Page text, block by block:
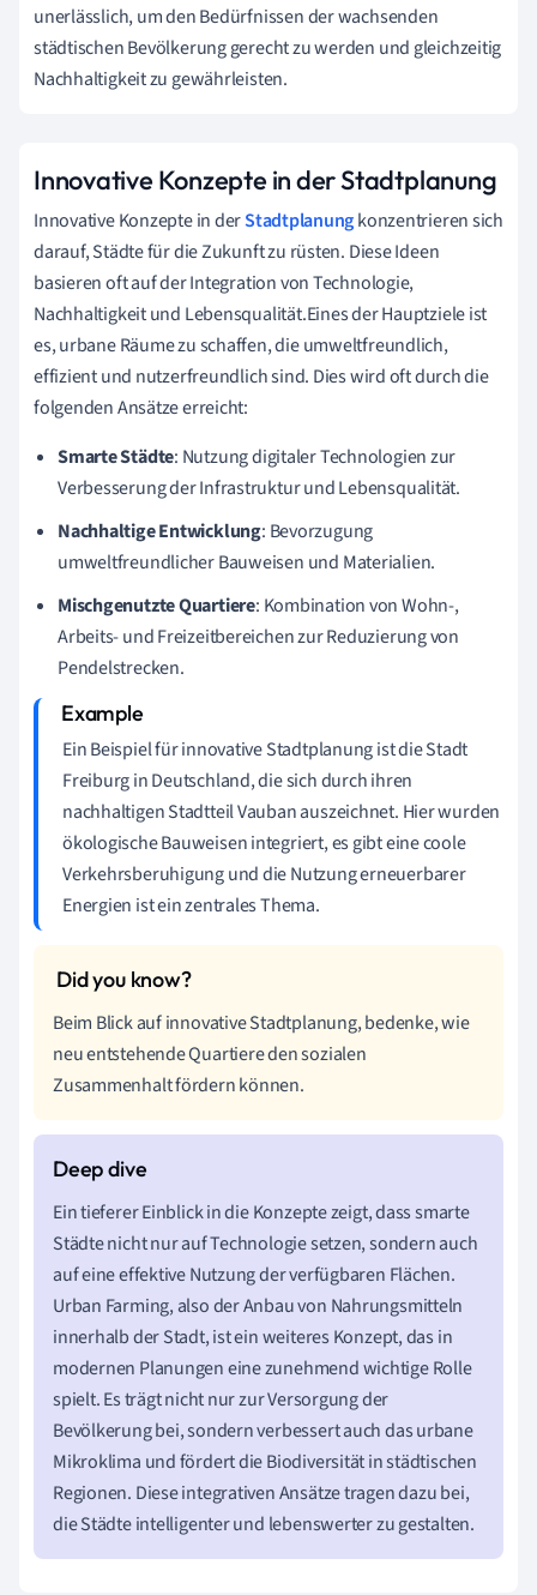
unerlässlich, um den Bedürfnissen der wachsenden
städtischen Bevölkerung gerecht zu werden und gleichzeitig
Nachhaltigkeit zu gewährleisten.
Innovative Konzepte in der Stadtplanung
Innovative Konzepte in derStadtplanungkonzentrieren sich
darauf, Städte für die Zukunft zu rüsten. Diese Ideen
basieren oft auf der Integration von Technologie,
Nachhaltigkeit und Lebensqualität.Eines der Hauptziele ist
es, urbane Räume zu schaffen, die umweltfreundlich,
effizient und nutzerfreundlich sind. Dies wird oft durch die
folgenden Ansätze erreicht:
Smarte Städte: Nutzung digitaler Technologien zur
Verbesserung der Infrastruktur und Lebensqualität.
Nachhaltige Entwicklung: Bevorzugung
umweltfreundlicher Bauweisen und Materialien.
Mischgenutzte Quartiere: Kombination von Wohn-,
Arbeits- und Freizeitbereichen zur Reduzierung von
Pendelstrecken.
Ein Beispiel für innovative Stadtplanung ist die Stadt
Freiburg in Deutschland, die sich durch ihren
nachhaltigen Stadtteil Vauban auszeichnet. Hier wurden
ökologische Bauweisen integriert, es gibt eine coole
Verkehrsberuhigung und die Nutzung erneuerbarer
Energien ist ein zentrales Thema.
Beim Blick auf innovative Stadtplanung, bedenke, wie
neu entstehende Quartiere den sozialen
Zusammenhalt fördern können.
Ein tieferer Einblick in die Konzepte zeigt, dass smarte
Städte nicht nur auf Technologie setzen, sondern auch
auf eine effektive Nutzung der verfügbaren Flächen.
Urban Farming, also der Anbau von Nahrungsmitteln
innerhalb der Stadt, ist ein weiteres Konzept, das in
modernen Planungen eine zunehmend wichtige Rolle
spielt. Es trägt nicht nur zur Versorgung der
Bevölkerung bei, sondern verbessert auch das urbane
Mikroklima und fördert die Biodiversität in städtischen
Regionen. Diese integrativen Ansätze tragen dazu bei,
die Städte intelligenter und lebenswerter zu gestalten.